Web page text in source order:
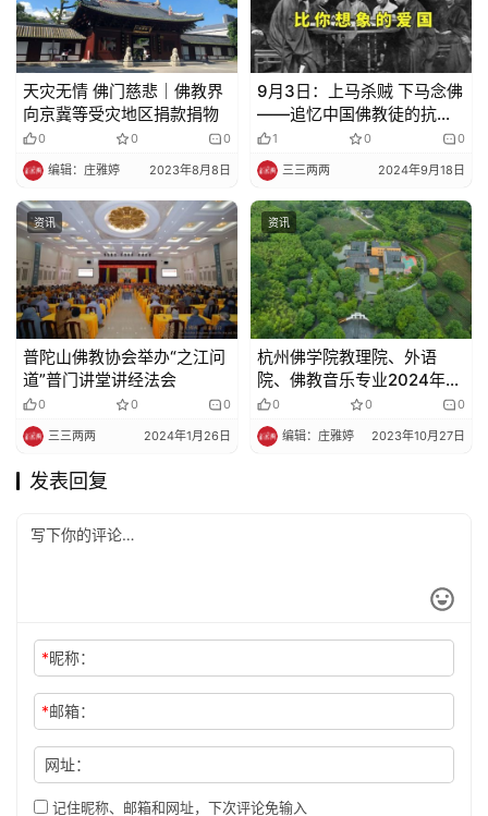
天灾无情 佛门慈悲｜佛教界
向京冀等受灾地区捐款捐物
0 0 0
编辑：庄雅婷 2023年8月8日
9月3日：上马杀贼 下马念佛
——追忆中国佛教徒的抗日
壮举
1 0 0
三三两两 2024年9月18日
资讯
普陀山佛教协会举办“之江问
道”普门讲堂讲经法会
0 0 0
三三两两 2024年1月26日
资讯
杭州佛学院教理院、外语
院、佛教音乐专业2024年招
生简章
0 0 0
编辑：庄雅婷 2023年10月27日
发表回复
*昵称：
*邮箱：
网址：
记住昵称、邮箱和网址，下次评论免输入